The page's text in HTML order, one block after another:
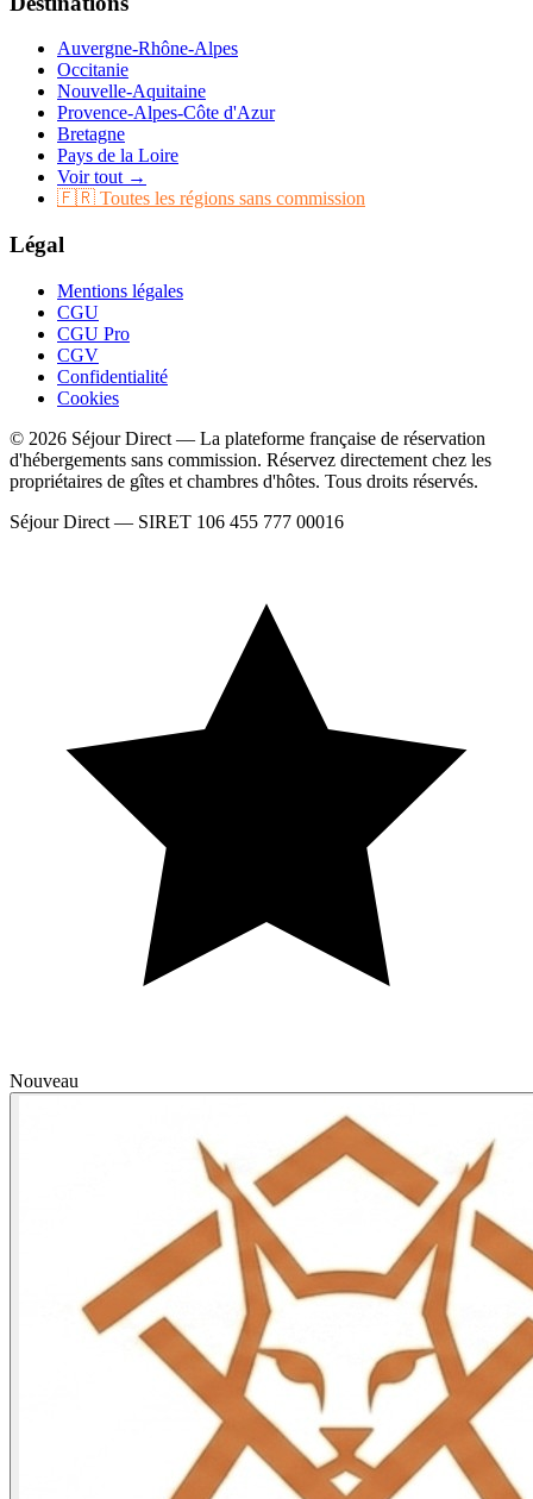
Auvergne-Rhône-Alpes
Occitanie
Nouvelle-Aquitaine
Provence-Alpes-Côte d'Azur
Bretagne
Pays de la Loire
Voir tout →
🇫🇷 Toutes les régions sans commission
Légal
Mentions légales
CGU
CGU Pro
CGV
Confidentialité
Cookies
© 2026 Séjour Direct — La plateforme française de réservation
d'hébergements sans commission. Réservez directement chez les
propriétaires de gîtes et chambres d'hôtes. Tous droits réservés.
Séjour Direct — SIRET 106 455 777 00016
Nouveau